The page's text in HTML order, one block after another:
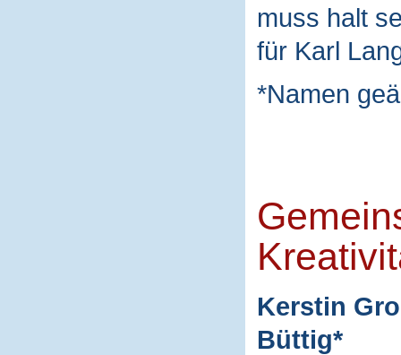
muss halt
für Karl
*Namen
Kerstin
Büttig*